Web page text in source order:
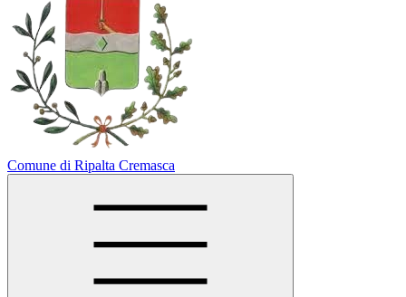
Comune di Ripalta Cremasca